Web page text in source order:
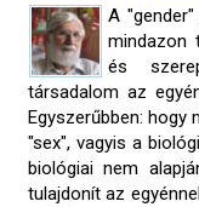
A
mindazon
és
társadalom az
Egyszerűbben: hogy
"sex", vagyis a
biológiai nem
tulajdonít az